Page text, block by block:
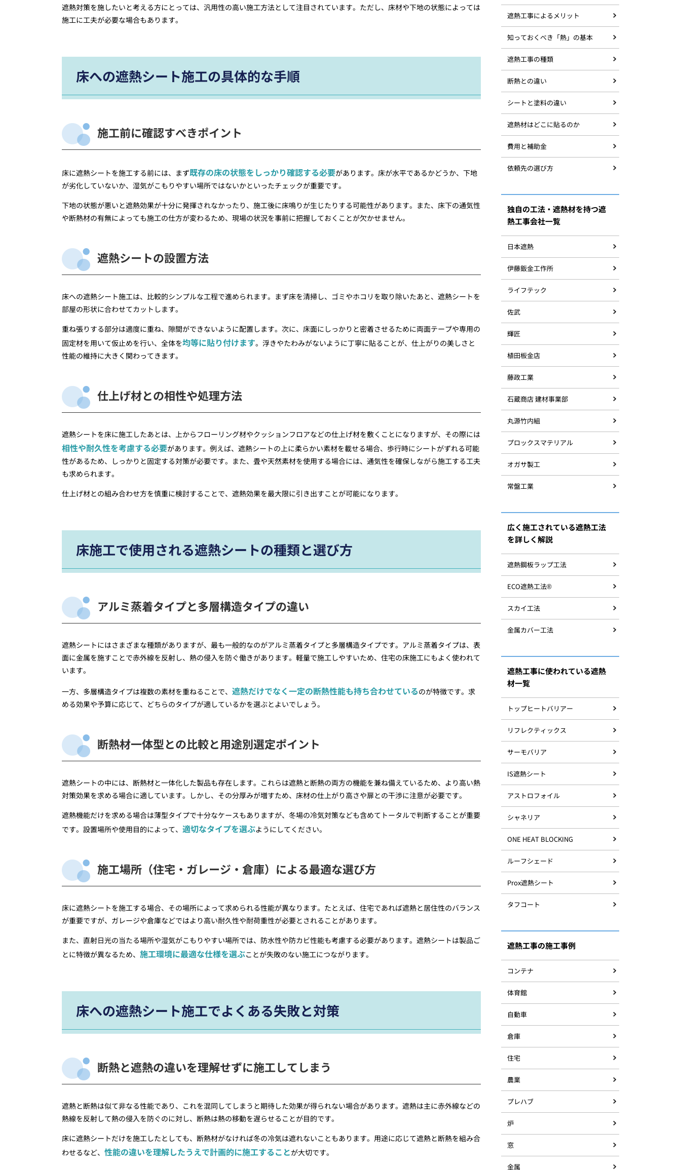
遮熱対策を施したいと考える方にとっては、汎用性の高い施工方法として注目されています。ただし、床材や下地の状態によっては
施工に工夫が必要な場合もあります。
床への遮熱シート施工の具体的な手順
施工前に確認すべきポイント
床に遮熱シートを施工する前には、まず既存の床の状態をしっかり確認する必要があります。床が水平であるかどうか、下地
が劣化していないか、湿気がこもりやすい場所ではないかといったチェックが重要です。
下地の状態が悪いと遮熱効果が十分に発揮されなかったり、施工後に床鳴りが生じたりする可能性があります。また、床下の通気性
や断熱材の有無によっても施工の仕方が変わるため、現場の状況を事前に把握しておくことが欠かせません。
遮熱シートの設置方法
床への遮熱シート施工は、比較的シンプルな工程で進められます。まず床を清掃し、ゴミやホコリを取り除いたあと、遮熱シートを
部屋の形状に合わせてカットします。
重ね張りする部分は適度に重ね、隙間ができないように配置します。次に、床面にしっかりと密着させるために両面テープや専用の
固定材を用いて仮止めを行い、全体を均等に貼り付けます。浮きやたわみがないように丁寧に貼ることが、仕上がりの美しさと
性能の維持に大きく関わってきます。
仕上げ材との相性や処理方法
遮熱シートを床に施工したあとは、上からフローリング材やクッションフロアなどの仕上げ材を敷くことになりますが、その際には
相性や耐久性を考慮する必要があります。例えば、遮熱シートの上に柔らかい素材を載せる場合、歩行時にシートがずれる可能
性があるため、しっかりと固定する対策が必要です。また、畳や天然素材を使用する場合には、通気性を確保しながら施工する工夫
も求められます。
仕上げ材との組み合わせ方を慎重に検討することで、遮熱効果を最大限に引き出すことが可能になります。
床施工で使用される遮熱シートの種類と選び方
アルミ蒸着タイプと多層構造タイプの違い
遮熱シートにはさまざまな種類がありますが、最も一般的なのがアルミ蒸着タイプと多層構造タイプです。アルミ蒸着タイプは、表
面に金属を施すことで赤外線を反射し、熱の侵入を防ぐ働きがあります。軽量で施工しやすいため、住宅の床施工にもよく使われて
います。
一方、多層構造タイプは複数の素材を重ねることで、 遮熱だけでなく一定の断熱性能も持ち合わせているのが特徴です。求
める効果や予算に応じて、どちらのタイプが適しているかを選ぶとよいでしょう。
断熱材一体型との比較と用途別選定ポイント
遮熱シートの中には、断熱材と一体化した製品も存在します。これらは遮熱と断熱の両方の機能を兼ね備えているため、より高い熱
対策効果を求める場合に適しています。しかし、その分厚みが増すため、床材の仕上がり高さや扉との干渉に注意が必要です。
遮熱機能だけを求める場合は薄型タイプで十分なケースもありますが、冬場の冷気対策なども含めてトータルで判断することが重要
です。設置場所や使用目的によって、 適切なタイプを選ぶようにしてください。
施工場所（住宅・ガレージ・倉庫）による最適な選び方
床に遮熱シートを施工する場合、その場所によって求められる性能が異なります。たとえば、住宅であれば遮熱と居住性のバランス
が重要ですが、ガレージや倉庫などではより高い耐久性や耐荷重性が必要とされることがあります。
また、直射日光の当たる場所や湿気がこもりやすい場所では、防水性や防カビ性能も考慮する必要があります。遮熱シートは製品ご
とに特徴が異なるため、 施工環境に最適な仕様を選ぶことが失敗のない施工につながります。
床への遮熱シート施工でよくある失敗と対策
断熱と遮熱の違いを理解せずに施工してしまう
遮熱と断熱は似て非なる性能であり、これを混同してしまうと期待した効果が得られない場合があります。遮熱は主に赤外線などの
熱線を反射して熱の侵入を防ぐのに対し、断熱は熱の移動を遅らせることが目的です。
床に遮熱シートだけを施工したとしても、断熱材がなければ冬の冷気は遮れないこともあります。用途に応じて遮熱と断熱を組み合
わせるなど、 性能の違いを理解したうえで計画的に施工することが大切です。
遮熱工事によるメリット
知っておくべき「熱」の基本
遮熱工事の種類
断熱との違い
シートと塗料の違い
遮熱材はどこに貼るのか
費用と補助金
依頼先の選び方
独自の工法・遮熱材を持つ遮
熱工事会社一覧
日本遮熱
伊藤鈑金工作所
ライフテック
佐武
輝匠
植田板金店
藤政工業
石蔵商店 建材事業部
丸源竹内組
プロックスマテリアル
オガサ製工
常盤工業
広く施工されている遮熱工法
を詳しく解説
遮熱鋼板ラップ工法
ECO遮熱工法®
スカイ工法
金属カバー工法
遮熱工事に使われている遮熱
材一覧
トップヒートバリアー
リフレクティックス
サーモバリア
IS遮熱シート
アストロフォイル
シャネリア
ONE HEAT BLOCKING
ルーフシェード
Prox遮熱シート
タフコート
遮熱工事の施工事例
コンテナ
体育館
自動車
倉庫
住宅
農業
プレハブ
炉
窓
金属